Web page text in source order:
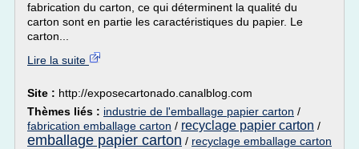
fabrication du carton, ce qui déterminent la qualité du
carton sont en partie les caractéristiques du papier. Le
carton...
Lire la suite
Site : http://exposecartonado.canalblog.com
Thèmes liés : industrie de l'emballage papier carton /
fabrication emballage carton / recyclage papier carton /
emballage papier carton / recyclage emballage carton